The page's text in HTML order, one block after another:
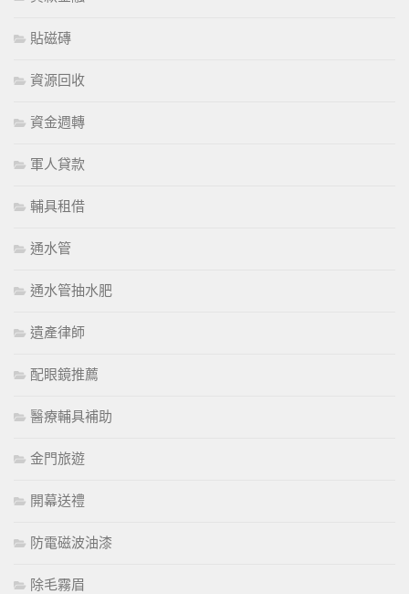
貼磁磚
資源回收
資金週轉
軍人貸款
輔具租借
通水管
通水管抽水肥
遺產律師
配眼鏡推薦
醫療輔具補助
金門旅遊
開幕送禮
防電磁波油漆
除毛霧眉